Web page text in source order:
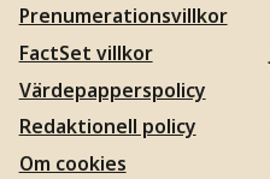
Prenumerationsvillkor
FactSet villkor
Värdepapperspolicy
Redaktionell policy
Om cookies